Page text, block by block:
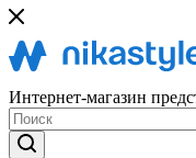
Интернет-магазин